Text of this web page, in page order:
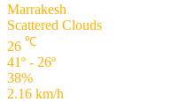
Marrakesh
Scattered Clouds
26 ℃
41º - 26º
38%
2.16 km/h